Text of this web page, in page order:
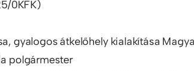
0KFK)
gyalogos átkelőhely kialakítása
polgármester